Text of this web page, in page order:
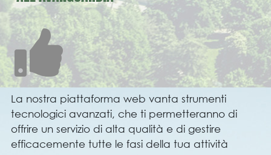
La nostra piattaforma web vanta strumenti
tecnologici avanzati, che ti permetteranno di
offrire un servizio di alta qualità e di gestire
efficacemente tutte le fasi della tua attività